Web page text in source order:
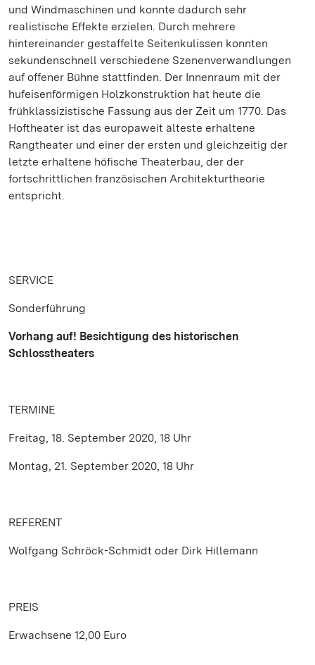
und Windmaschinen und konnte dadurch sehr
realistische Effekte erzielen. Durch mehrere
hintereinander gestaffelte Seitenkulissen konnten
sekundenschnell verschiedene Szenenverwandlungen
auf offener Bühne stattfinden. Der Innenraum mit der
hufeisenförmigen Holzkonstruktion hat heute die
frühklassizistische Fassung aus der Zeit um 1770. Das
Hoftheater ist das europaweit älteste erhaltene
Rangtheater und einer der ersten und gleichzeitig der
letzte erhaltene höfische Theaterbau, der der
fortschrittlichen französischen Architekturtheorie
entspricht.
SERVICE
Sonderführung
Vorhang auf! Besichtigung des historischen
Schlosstheaters
TERMINE
Freitag, 18. September 2020, 18 Uhr
Montag, 21. September 2020, 18 Uhr
REFERENT
Wolfgang Schröck-Schmidt oder Dirk Hillemann
PREIS
Erwachsene 12,00 Euro